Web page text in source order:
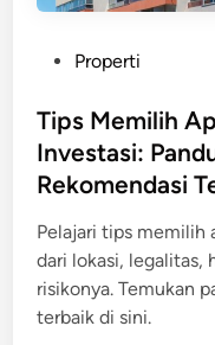
s
t
e
i
n
Properti
Tips Memilih
Investasi:
Rekomendasi
Pelajari tips memilih
dari lokasi, legalitas,
risikonya. Temukan
terbaik di sini.